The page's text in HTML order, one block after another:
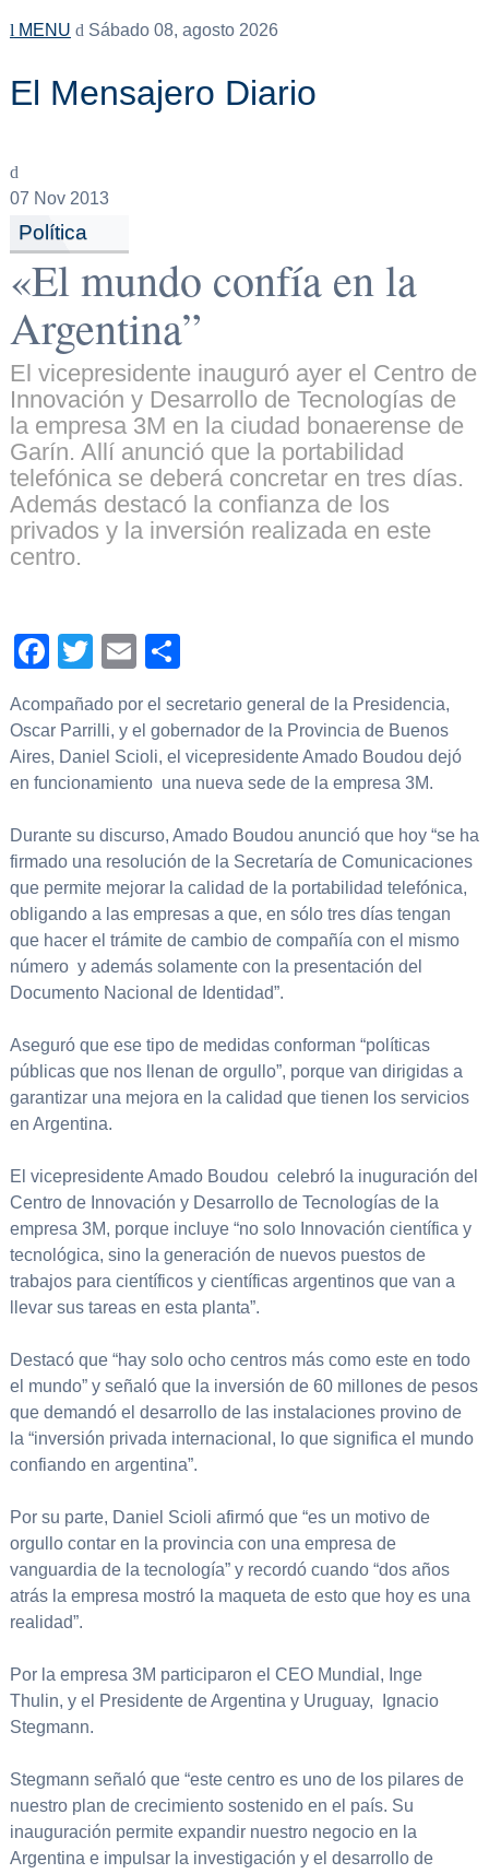
MENU Sábado 08, agosto 2026
El Mensajero Diario
07 Nov 2013
Política
«El mundo confía en la
Argentina”
El vicepresidente inauguró ayer el Centro de
Innovación y Desarrollo de Tecnologías de
la empresa 3M en la ciudad bonaerense de
Garín. Allí anunció que la portabilidad
telefónica se deberá concretar en tres días.
Además destacó la confianza de los
privados y la inversión realizada en este
centro.
Facebook
TwitterEmail
Acompañado por el secretario general de la Presidencia,
Oscar Parrilli, y el gobernador de la Provincia de Buenos
Aires, Daniel Scioli, el vicepresidente Amado Boudou dejó
en funcionamiento una nueva sede de la empresa 3M.
Durante su discurso, Amado Boudou anunció que hoy “se ha
firmado una resolución de la Secretaría de Comunicaciones
que permite mejorar la calidad de la portabilidad telefónica,
obligando a las empresas a que, en sólo tres días tengan
que hacer el trámite de cambio de compañía con el mismo
número y además solamente con la presentación del
Documento Nacional de Identidad”.
Aseguró que ese tipo de medidas conforman “políticas
públicas que nos llenan de orgullo”, porque van dirigidas a
garantizar una mejora en la calidad que tienen los servicios
en Argentina.
El vicepresidente Amado Boudou celebró la inuguración del
Centro de Innovación y Desarrollo de Tecnologías de la
empresa 3M, porque incluye “no solo Innovación científica y
tecnológica, sino la generación de nuevos puestos de
trabajos para científicos y científicas argentinos que van a
llevar sus tareas en esta planta”.
Destacó que “hay solo ocho centros más como este en todo
el mundo” y señaló que la inversión de 60 millones de pesos
que demandó el desarrollo de las instalaciones provino de
la “inversión privada internacional, lo que significa el mundo
confiando en argentina”.
Por su parte, Daniel Scioli afirmó que “es un motivo de
orgullo contar en la provincia con una empresa de
vanguardia de la tecnología” y recordó cuando “dos años
atrás la empresa mostró la maqueta de esto que hoy es una
realidad”.
Por la empresa 3M participaron el CEO Mundial, Inge
Thulin, y el Presidente de Argentina y Uruguay, Ignacio
Stegmann.
Stegmann señaló que “este centro es uno de los pilares de
nuestro plan de crecimiento sostenido en el país. Su
inauguración permite expandir nuestro negocio en la
Argentina e impulsar la investigación y el desarrollo de